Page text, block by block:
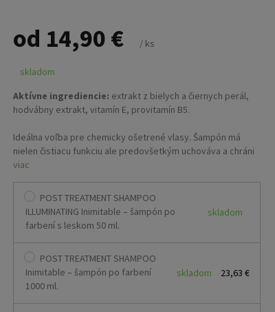
od 14,90 € / ks
skladom
Aktívne ingrediencie: extrakt z bielych a čiernych perál,
hodvábny extrakt, vitamín E, provitamín B5.
Ideálna voľba pre chemicky ošetrené vlasy. Šampón má
nielen čistiacu funkciu ale predovšetkým uchováva a chráni
farbu vlasov. Zabraňuje oxidácií farby a vyplavovaniu
bielych perál obsahujú stopové prvky, ktoré majú
revitalizačný účinok. Výťažky z aloe a hodvábu zjemňujú a
hydratujú vlasy, provitamín B5 chráni vlasy pred slnkom a
ľahké rozčesávanie vlasov.
Varianty:
- 250 ml.
viac
POST TREATMENT SHAMPOO
ILLUMINATING Inimitable – šampón po
farbení s leskom 50 ml.
skladom
POST TREATMENT SHAMPOO
Inimitable – šampón po farbení
1000 ml.
skladom 23,63 €